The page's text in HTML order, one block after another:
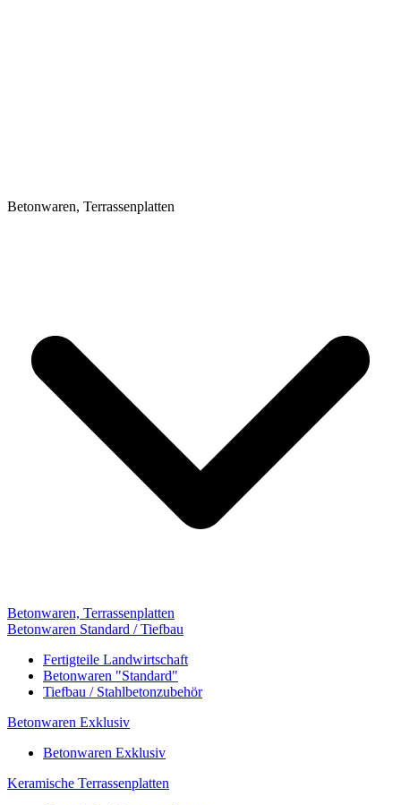
Betonwaren, Terrassenplatten
Betonwaren, Terrassenplatten
Betonwaren Standard / Tiefbau
Fertigteile Landwirtschaft
Betonwaren "Standard"
Tiefbau / Stahlbetonzubehör
Betonwaren Exklusiv
Betonwaren Exklusiv
Keramische Terrassenplatten